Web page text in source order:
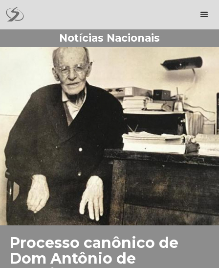
Notícias Nacionais
Processo canônico de
Dom Antônio de